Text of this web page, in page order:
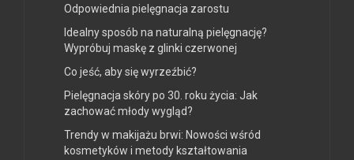
Odpowiednia pielęgnacja zarostu
Idealny sposób na naturalną pielęgnację?
Wypróbuj maskę z glinki czerwonej
Co jeść, aby się wyrzeźbić?
Pielęgnacja skóry po 30. roku życia: Jak
zachować młody wygląd?
Trendy w makijażu brwi: Nowości wśród
kosmetyków i metody kształtowania